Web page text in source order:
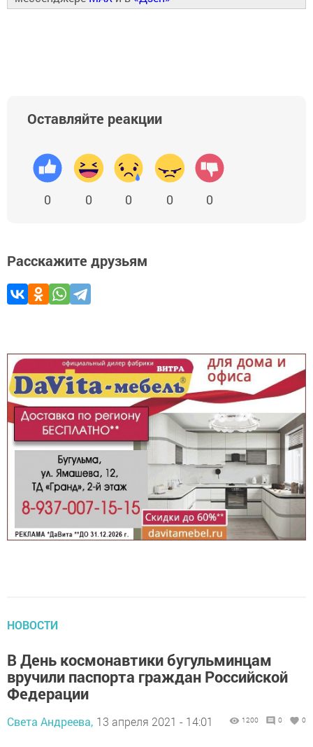
Оставляйте реакции
0 0 0 0 0
Расскажите друзьям
НОВОСТИ
В День космонавтики бугульминцам
вручили паспорта граждан Российской
Федерации
Света Андреева, 13 апреля 2021 - 14:01 1200 0 0